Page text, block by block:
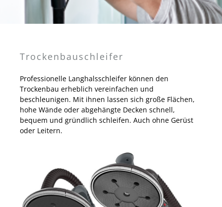
Trockenbauschleifer
Professionelle Langhalsschleifer können den
Trockenbau erheblich vereinfachen und
beschleunigen. Mit ihnen lassen sich große Flächen,
hohe Wände oder abgehängte Decken schnell,
bequem und gründlich schleifen. Auch ohne Gerüst
oder Leitern.